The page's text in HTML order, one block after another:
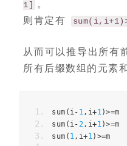
1]
。
则肯定有
从而可以推导出所有
所有后缀数组的元素
sum ( i- 1, i+1)>=m
sum ( i-2, i+1)>=m
sum ( 1, i+1)>=m